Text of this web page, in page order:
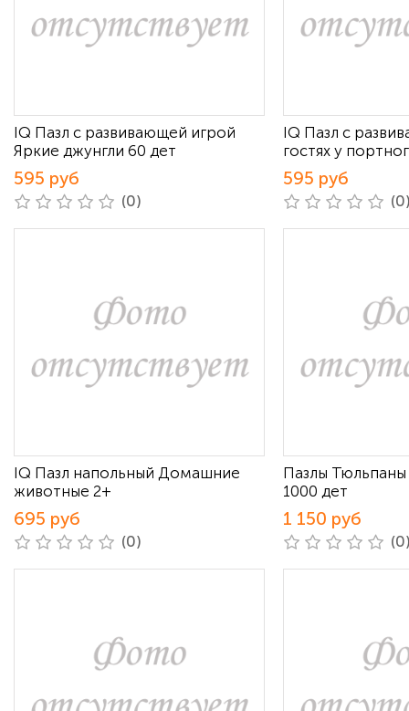
IQ Пазл с развивающей игрой
Яркие джунгли 60 дет
595 руб
(0)
IQ Пазл с
гостях у
595 руб
IQ Пазл напольный Домашние
животные 2+
695 руб
(0)
Пазлы
1000 дет
1 150 руб